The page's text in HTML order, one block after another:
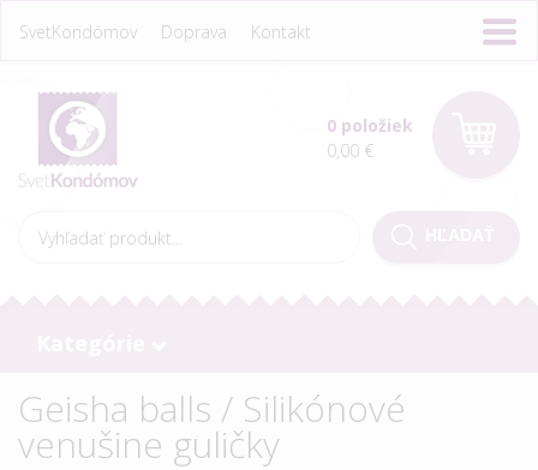
SvetKondómov Doprava Kontakt
0 položiek
0,00 €
Geisha balls / Silikónové
venušine guličky